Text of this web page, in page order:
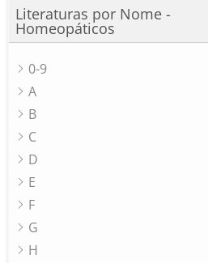
Literaturas por Nome -
Homeopáticos
0-9
A
B
C
D
E
F
G
H